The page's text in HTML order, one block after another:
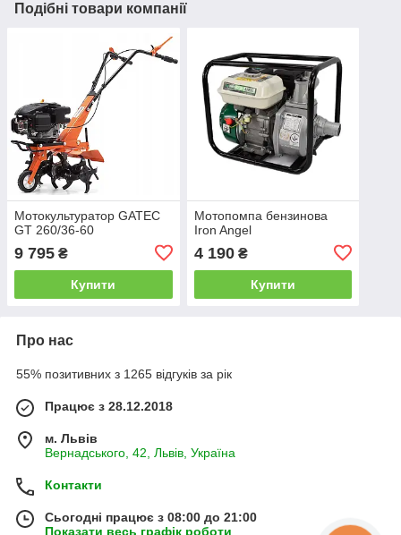
Подібні товари компанії
Мотокультуратор GATEC
GT 260/36-60
9 795 ₴
Купити
Мотопомпа бензинова
Iron Angel
4 190₴
Купити
Про нас
55% позитивних з 1265 відгуків за рік
Працює з 28.12.2018
м. Львів
Вернадського, 42, Львів, Україна
Контакти
Сьогодні працює з 08:00 до 21:00
Показати весь графік роботи